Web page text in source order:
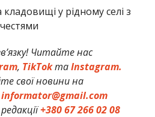
у рідному селі з
Читайте нас
, TikTokтаInstagram.
свої новини на
+380 67 266 02 08